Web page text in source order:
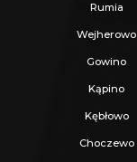
Rumia
Wejherowo
Gowino
Kąpino
Kębłowo
Choczewo